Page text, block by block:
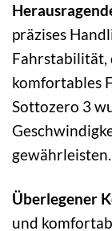
präzises
Fahrstabilität,
komfortables
Sottozero 3
gewährleisten.
Überlegener
und